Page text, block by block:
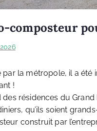
composteur
par la métropole, il a
!
des résidences du
qu’ils soient
construit par